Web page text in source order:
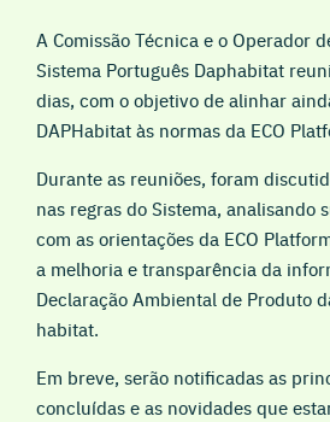
A Comissão Técnica e o Operador
Sistema Português Daphabitat
dias, com o objetivo de alinhar
DAPHabitat às normas da ECO
Durante as reuniões, foram
nas regras do Sistema, analisando
com as orientações da ECO
a melhoria e transparência da
Declaração Ambiental de Produto
habitat.
Em breve, serão notificadas as
concluídas e as novidades que